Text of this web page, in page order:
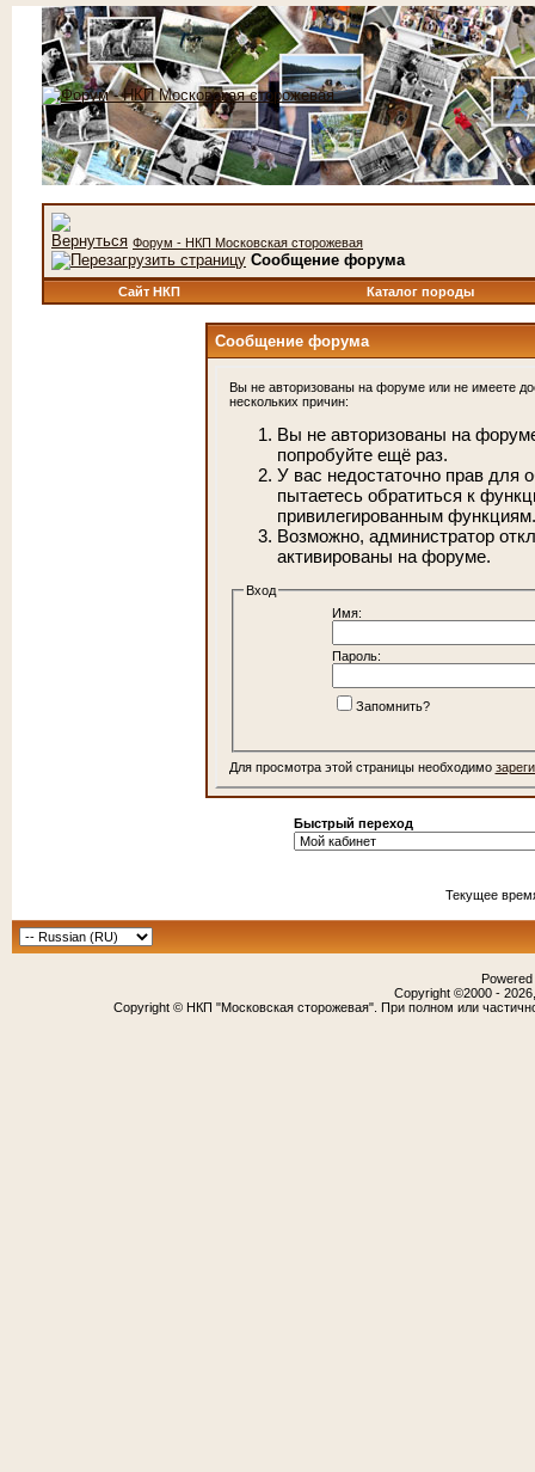
Форум - НКП Московская сторожевая
Сообщение форума
Сайт НКП Каталог породы
Сообщение форума
Вы не авторизованы на форуме или не имеете
нескольких причин:
Вы не авторизованы на
попробуйте ещё раз.
У вас недостаточно прав для
пытаетесь обратиться к
привилегированным функциям.
Возможно, администратор
активированы на форуме.
Вход
Имя:
Пароль:
Запомнить?
Для просмотра этой страницы необходимо
Быстрый переход
Текущее
Copyright ©2000 -
Copyright © НКП "Московская сторожевая". При полном или